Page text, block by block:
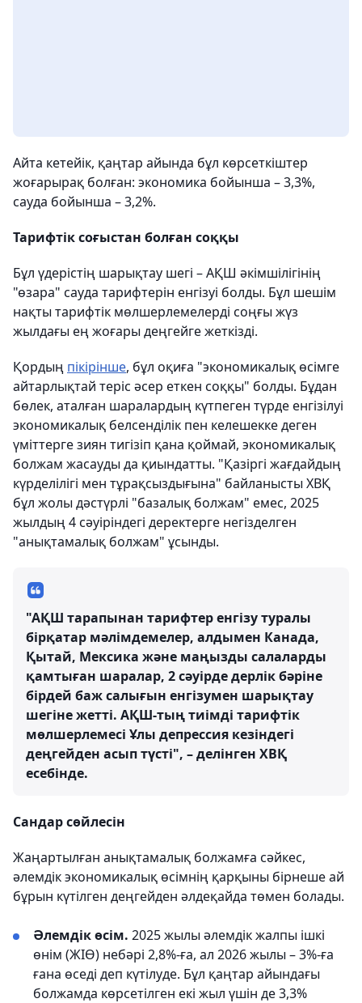
Айта кетейік, қаңтар айында бұл көрсеткіштер
жоғарырақ болған: экономика бойынша – 3,3%,
сауда бойынша – 3,2%.
Тарифтік соғыстан болған соққы
Бұл үдерістің шарықтау шегі – АҚШ әкімшілігінің
"өзара" сауда тарифтерін енгізуі болды. Бұл шешім
нақты тарифтік мөлшерлемелерді соңғы жүз
жылдағы ең жоғары деңгейге жеткізді.
Қордың пікірінше, бұл оқиға "экономикалық өсімге
айтарлықтай теріс әсер еткен соққы" болды. Бұдан
бөлек, аталған шаралардың күтпеген түрде енгізілуі
экономикалық белсенділік пен келешекке деген
үміттерге зиян тигізіп қана қоймай, экономикалық
болжам жасауды да қиындатты. "Қазіргі жағдайдың
күрделілігі мен тұрақсыздығына" байланысты ХВҚ
бұл жолы дәстүрлі "базалық болжам" емес, 2025
жылдың 4 сәуіріндегі деректерге негізделген
"анықтамалық болжам" ұсынды.
"АҚШ тарапынан тарифтер енгізу туралы
бірқатар мәлімдемелер, алдымен Канада,
Қытай, Мексика және маңызды салаларды
қамтыған шаралар, 2 сәуірде дерлік бәріне
бірдей баж салығын енгізумен шарықтау
шегіне жетті. АҚШ-тың тиімді тарифтік
мөлшерлемесі Ұлы депрессия кезіндегі
деңгейден асып түсті", – делінген ХВҚ
есебінде.
Сандар сөйлесін
Жаңартылған анықтамалық болжамға сәйкес,
әлемдік экономикалық өсімнің қарқыны бірнеше ай
бұрын күтілген деңгейден әлдеқайда төмен болады.
Әлемдік өсім. 2025 жылы әлемдік жалпы ішкі
өнім (ЖІӨ) небәрі 2,8%-ға, ал 2026 жылы – 3%-ға
ғана өседі деп күтілуде. Бұл қаңтар айындағы
болжамда көрсетілген екі жыл үшін де 3,3%